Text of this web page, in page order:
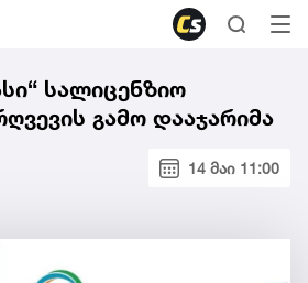
სალიცენზიო
გამო დააჯარიმა
14 მაი 11:00